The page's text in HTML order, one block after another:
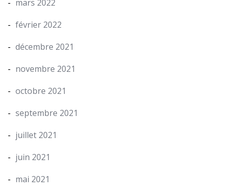
mars 2022
février 2022
décembre 2021
novembre 2021
octobre 2021
septembre 2021
juillet 2021
juin 2021
mai 2021